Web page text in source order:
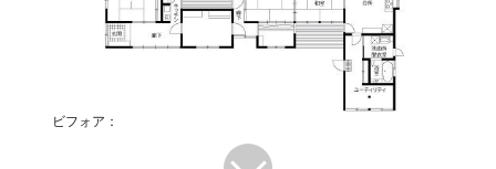
ビフォア：